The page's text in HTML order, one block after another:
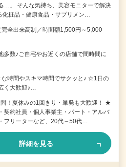
…」 そんな気持ち、美容モニターで解決
化粧品・健康食品・サプリメン…
全出来高制／時間額1,500円～5,000
数♪ご自宅やお近くの店舗で間時間に
な時間やスキマ時間でサクッと♪ ☆1日の
く大歓迎♪…
！夏休みの1回きり・単発も大歓迎！ ★
契約社員・個人事業主・パート・アルバ
フリーターなど、20代～50代…
詳細を見る